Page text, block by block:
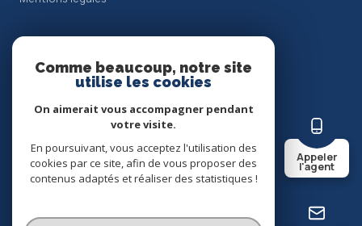
Appeler
l'agent
Admin
Nos honoraires
Cookies
© 2026 | Tous droits réservés
Comme beaucoup, notre site
utilise les cookies
On aimerait vous accompagner pendant
votre visite.
En poursuivant, vous acceptez l'utilisation des
cookies par ce site, afin de vous proposer des
contenus adaptés et réaliser des statistiques !